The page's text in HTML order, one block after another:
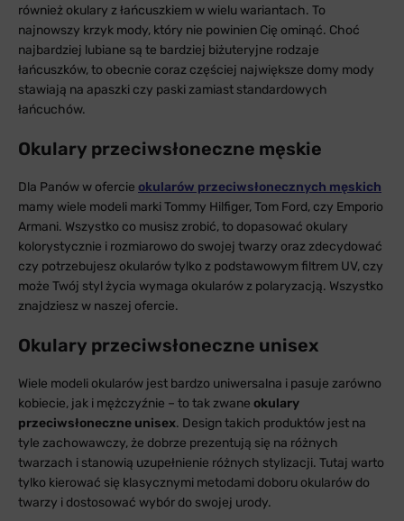
również okulary z łańcuszkiem w wielu wariantach. To
najnowszy krzyk mody, który nie powinien Cię ominąć. Choć
najbardziej lubiane są te bardziej biżuteryjne rodzaje
łańcuszków, to obecnie coraz częściej największe domy mody
stawiają na apaszki czy paski zamiast standardowych
łańcuchów.
Okulary przeciwsłoneczne męskie
Dla Panów w ofercie okularów przeciwsłonecznych męskich
mamy wiele modeli marki Tommy Hilfiger, Tom Ford, czy Emporio
Armani. Wszystko co musisz zrobić, to dopasować okulary
kolorystycznie i rozmiarowo do swojej twarzy oraz zdecydować
czy potrzebujesz okularów tylko z podstawowym filtrem UV, czy
może Twój styl życia wymaga okularów z polaryzacją. Wszystko
znajdziesz w naszej ofercie.
Okulary przeciwsłoneczne unisex
Wiele modeli okularów jest bardzo uniwersalna i pasuje zarówno
kobiecie, jak i mężczyźnie – to tak zwane okulary
przeciwsłoneczne unisex. Design takich produktów jest na
tyle zachowawczy, że dobrze prezentują się na różnych
twarzach i stanowią uzupełnienie różnych stylizacji. Tutaj warto
tylko kierować się klasycznymi metodami doboru okularów do
twarzy i dostosować wybór do swojej urody.